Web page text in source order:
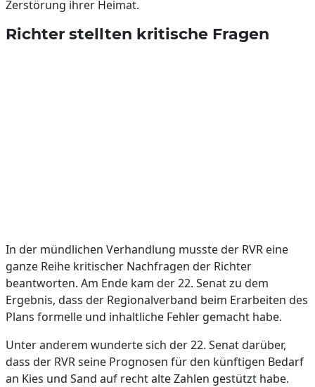
Zerstörung ihrer Heimat.
Richter stellten kritische Fragen
In der mündlichen Verhandlung musste der RVR eine
ganze Reihe kritischer Nachfragen der Richter
beantworten. Am Ende kam der 22. Senat zu dem
Ergebnis, dass der Regionalverband beim Erarbeiten des
Plans formelle und inhaltliche Fehler gemacht habe.
Unter anderem wunderte sich der 22. Senat darüber,
dass der RVR seine Prognosen für den künftigen Bedarf
an Kies und Sand auf recht alte Zahlen gestützt habe.